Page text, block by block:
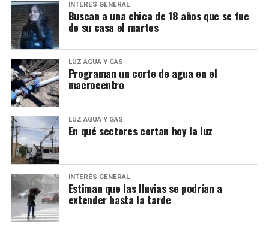
INTERÉS GENERAL
Buscan a una chica de 18 años que se fue
de su casa el martes
LUZ AGUA Y GAS
Programan un corte de agua en el
macrocentro
LUZ AGUA Y GAS
En qué sectores cortan hoy la luz
INTERÉS GENERAL
Estiman que las lluvias se podrían a
extender hasta la tarde